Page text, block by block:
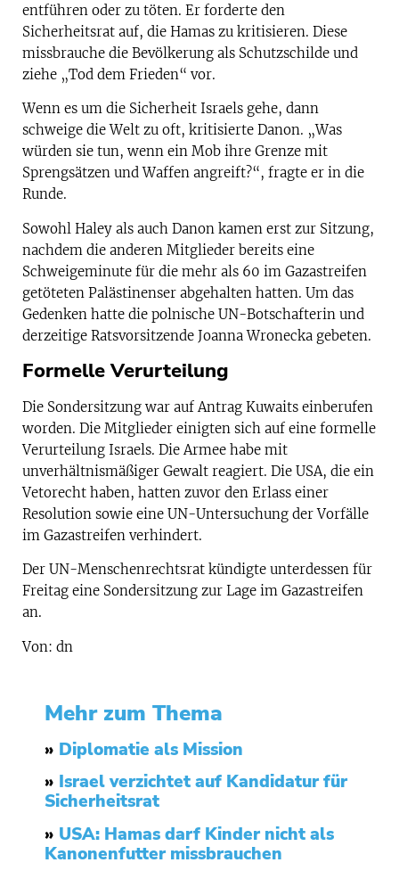
entführen oder zu töten. Er forderte den
Sicherheitsrat auf, die Hamas zu kritisieren. Diese
missbrauche die Bevölkerung als Schutzschilde und
ziehe „Tod dem Frieden“ vor.
Wenn es um die Sicherheit Israels gehe, dann
schweige die Welt zu oft, kritisierte Danon. „Was
würden sie tun, wenn ein Mob ihre Grenze mit
Sprengsätzen und Waffen angreift?“, fragte er in die
Runde.
Sowohl Haley als auch Danon kamen erst zur Sitzung,
nachdem die anderen Mitglieder bereits eine
Schweigeminute für die mehr als 60 im Gazastreifen
getöteten Palästinenser abgehalten hatten. Um das
Gedenken hatte die polnische UN-Botschafterin und
derzeitige Ratsvorsitzende Joanna Wronecka gebeten.
Formelle Verurteilung
Die Sondersitzung war auf Antrag Kuwaits einberufen
worden. Die Mitglieder einigten sich auf eine formelle
Verurteilung Israels. Die Armee habe mit
unverhältnismäßiger Gewalt reagiert. Die USA, die ein
Vetorecht haben, hatten zuvor den Erlass einer
Resolution sowie eine UN-Untersuchung der Vorfälle
im Gazastreifen verhindert.
Der UN-Menschenrechtsrat kündigte unterdessen für
Freitag eine Sondersitzung zur Lage im Gazastreifen
an.
Von: dn
Mehr zum Thema
» Diplomatie als Mission
» Israel verzichtet auf Kandidatur für
Sicherheitsrat
» USA: Hamas darf Kinder nicht als
Kanonenfutter missbrauchen